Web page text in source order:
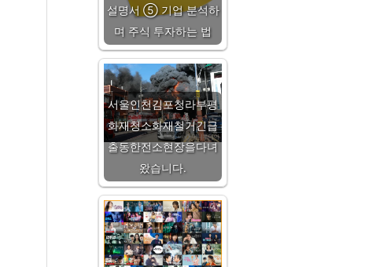
설명서 ⑤ 기업 분석하
며 주식 투자하는 법
서울인천김포청라부평
화재청소화재철거긴급
출동한전소현장을다녀
왔습니다.